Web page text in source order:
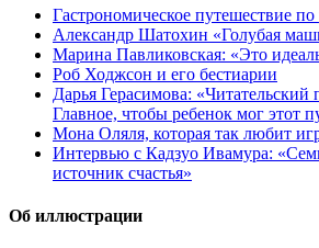
Гастрономическое путешествие
Александр Шатохин «Голубая
Марина Павликовская: «Это
Роб Ходжсон и его бестиарии
Дарья Герасимова: «Читательский
Главное, чтобы ребенок мог этот
Мона Оляля, которая так любит
Интервью с Кадзуо Ивамура:
источник счастья»
Об иллюстрации